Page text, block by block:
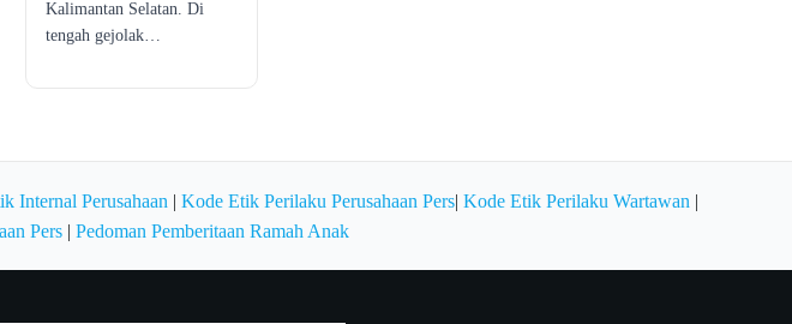
Kalimantan Selatan. Di
tengah gejolak…
Internal Perusahaan | Kode Etik Perilaku Perusahaan Pers| Kode Etik Perilaku Wartawan |
Pers| Pedoman Pemberitaan Ramah Anak